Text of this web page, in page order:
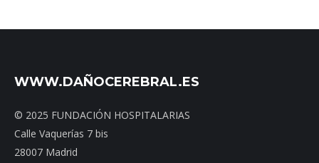
WWW.DAÑOCEREBRAL.ES
© 2025 FUNDACIÓN HOSPITALARIAS
Calle Vaquerías 7 bis
28007 Madrid